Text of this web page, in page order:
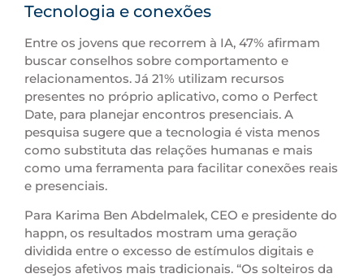
Tecnologia e conexões
Entre os jovens que recorrem à IA, 47% afirmam
buscar conselhos sobre comportamento e
relacionamentos. Já 21% utilizam recursos
presentes no próprio aplicativo, como o Perfect
Date, para planejar encontros presenciais. A
pesquisa sugere que a tecnologia é vista menos
como substituta das relações humanas e mais
como uma ferramenta para facilitar conexões reais
e presenciais.
Para Karima Ben Abdelmalek, CEO e presidente do
happn, os resultados mostram uma geração
dividida entre o excesso de estímulos digitais e
desejos afetivos mais tradicionais. “Os solteiros da